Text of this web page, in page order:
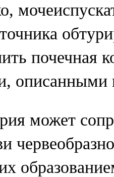
почечная
может